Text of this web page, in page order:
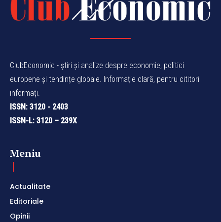
ClubEconomic - știri și analize despre economie, politici
europene și tendințe globale. Informație clară, pentru cititori
informați.
ISSN: 3120 - 2403
ISSN-L: 3120 – 239X
Meniu
Actualitate
Editoriale
Opinii